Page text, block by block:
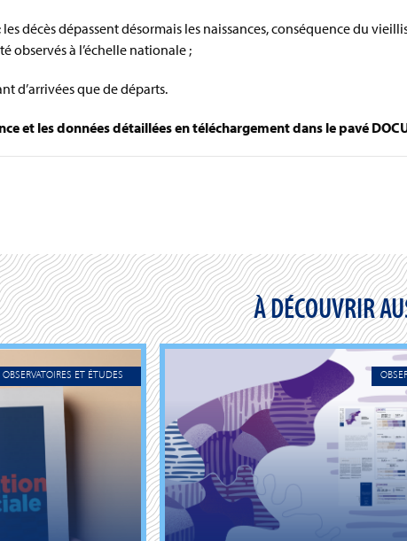
; les décès dépassent désormais les naissances, conséquence du
observés à l’échelle nationale ;
d’arrivées que de départs.
et les données détailléesen téléchargement dans le pavé
À DÉCOUVRIR
OBSERVATOIRES ET ÉTUDES